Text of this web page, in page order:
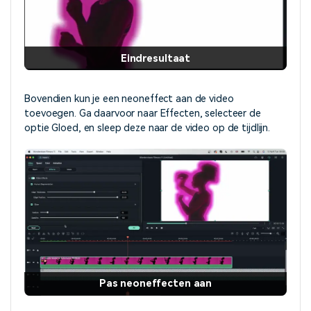
Eindresultaat
Bovendien kun je een neoneffect aan de video
toevoegen. Ga daarvoor naar Effecten, selecteer de
optie Gloed, en sleep deze naar de video op de tijdlijn.
Pas neoneffecten aan